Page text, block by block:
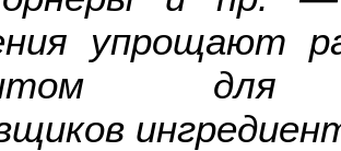
упрощают
для